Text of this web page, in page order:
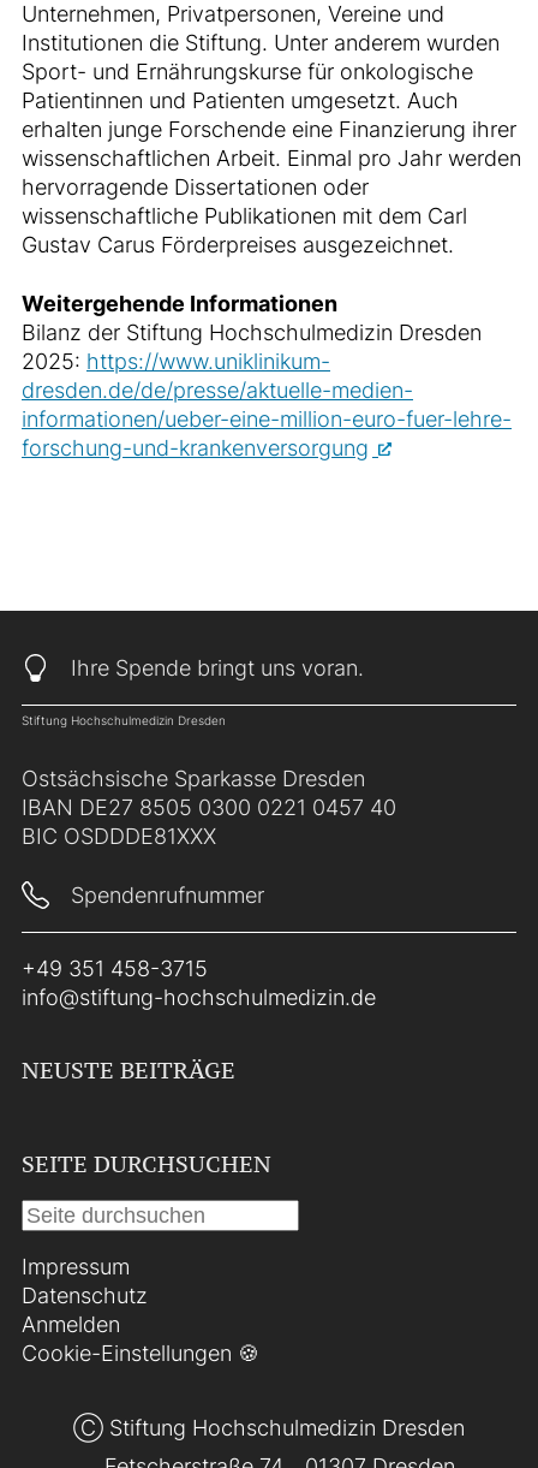
Unternehmen, Privatpersonen, Vereine und
Institutionen die Stiftung. Unter anderem wurden
Sport- und Ernährungskurse für onkologische
Patientinnen und Patienten umgesetzt. Auch
erhalten junge Forschende eine Finanzierung ihrer
wissenschaftlichen Arbeit. Einmal pro Jahr werden
hervorragende Dissertationen oder
wissenschaftliche Publikationen mit dem Carl
Gustav Carus Förderpreises ausgezeichnet.
Weitergehende Informationen
Bilanz der Stiftung Hochschulmedizin Dresden
2025: https://www.uniklinikum-
dresden.de/de/presse/aktuelle-medien-
informationen/ueber-eine-million-euro-fuer-lehre-
forschung-und-krankenversorgung
Ihre Spende bringt uns voran.
Stiftung Hochschulmedizin Dresden
Ostsächsische Sparkasse Dresden
IBAN DE27 8505 0300 0221 0457 40
BIC OSDDDE81XXX
Spendenrufnummer
+49 351 458-3715
info@stiftung-hochschulmedizin.de
NEUSTE BEITRÄGE
SEITE DURCHSUCHEN
Impressum
Datenschutz
Anmelden
Cookie-Einstellungen 🍪
Ⓒ Stiftung Hochschulmedizin Dresden